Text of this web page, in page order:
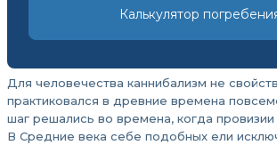
Калькулятор
Для человечества каннибализм не
практиковался в древние времена
шаг решались во времена, когда
В Средние века себе подобных ели